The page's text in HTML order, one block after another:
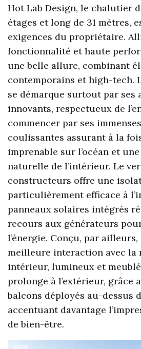
Hot Lab Design, le chalutier
étages et long de 31 mètres,
exigences du propriétaire.
fonctionnalité et haute
une belle allure, combinant
contemporains et high-tech.
se démarque surtout par ses
innovants, respectueux de
commencer par ses
coulissantes assurant à la
imprenable sur l’océan et
naturelle de l’intérieur. Le
constructeurs offre une
particulièrement efficace à
panneaux solaires intégrés
recours aux générateurs
l’énergie. Conçu, par
meilleure interaction avec la
intérieur, lumineux et
prolonge à l’extérieur, grâce
balcons déployés au-dessus
accentuant davantage
de bien-être.